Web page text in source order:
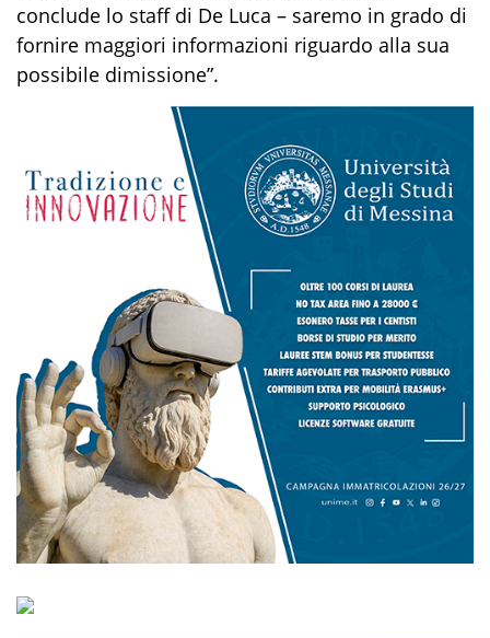
conclude lo staff di De Luca – saremo in grado di
fornire maggiori informazioni riguardo alla sua
possibile dimissione”.